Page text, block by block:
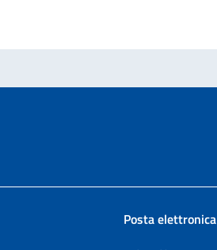
Posta elettronica